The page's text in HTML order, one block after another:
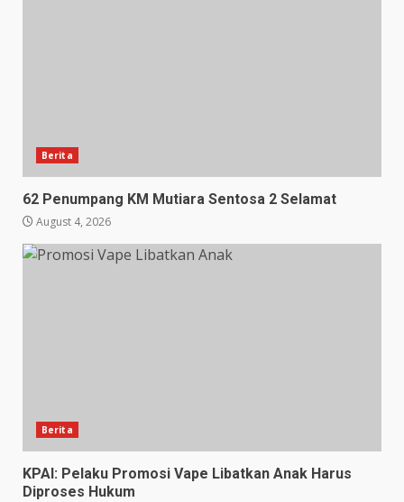
Berita
62 Penumpang KM Mutiara Sentosa 2 Selamat
August 4, 2026
Berita
KPAI: Pelaku Promosi Vape Libatkan Anak Harus
Diproses Hukum